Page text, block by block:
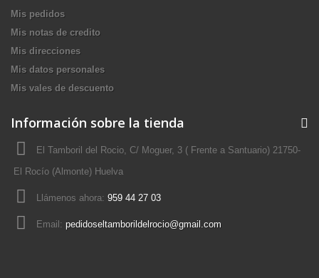
Mis pedidos
Mis notas de credito
Mis direcciones
Mis datos personales
Mis vales de descuento
Información sobre la tienda
El Tamboril del Rocio, C/ Moguer, 3 ( Frente a Santuario) 21750-
El Rocío (Almonte) Huelva
Llámenos ahora: 959 44 27 03
Email: pedidoseltamborildelrocio@gmail.com